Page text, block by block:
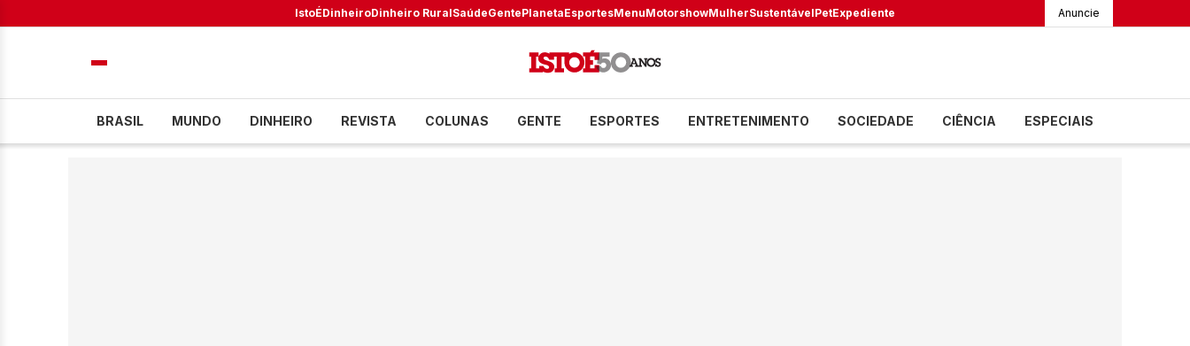
IstoÉDinheiroDinheiro RuralSaúdeGentePlanetaEsportesMenuMotorshowMulherSustentávelPetExpediente Anuncie
BRASIL MUNDO DINHEIRO REVISTA COLUNAS GENTE ESPORTES ENTRETENIMENTO SOCIEDADE CIÊNCIA ESPECIAIS